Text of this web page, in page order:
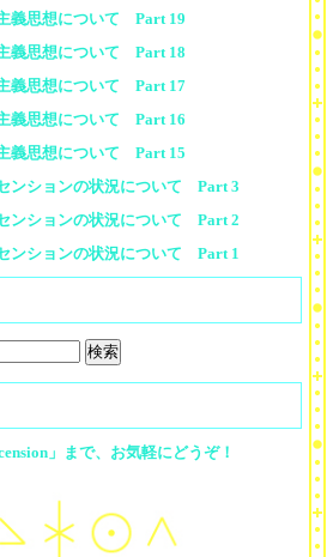
義思想について Part 19
義思想について Part 18
義思想について Part 17
義思想について Part 16
義思想について Part 15
ンションの状況について Part 3
ンションの状況について Part 2
ンションの状況について Part 1
」まで、お気軽にどうぞ！